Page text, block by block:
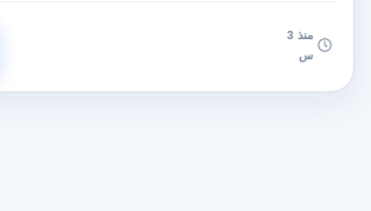
منذ 3
س